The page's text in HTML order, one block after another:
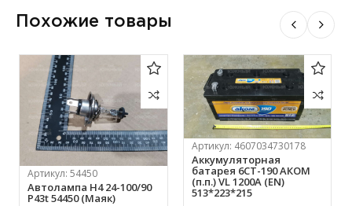
Похожие товары
Артикул:54450
Автолампа Н4 24-100/90
Р43t 54450 (Маяк)
Артикул: 4607034730178
Аккумуляторная
батарея 6СТ-190 АКОМ
(п.п.) VL 1200A (EN)
513*223*215